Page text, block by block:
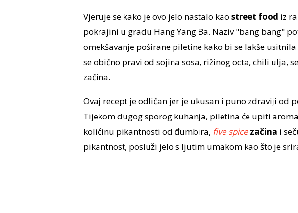
Vjeruje se kako je ovo jelo nastalo kao street food iz
pokrajini u gradu Hang Yang Ba. Naziv "bang bang"
omekšavanje poširane piletine kako bi se lakše
se obično pravi od sojina sosa, rižinog octa, chili ulja,
začina.
Ovaj recept je odličan jer je ukusan i puno zdraviji od
Tijekom dugog sporog kuhanja, piletina će upiti
količinu pikantnosti od đumbira, five spice začina i
pikantnost, posluži jelo s ljutim umakom kao što je